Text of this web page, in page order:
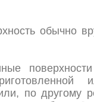
обычно
по другому